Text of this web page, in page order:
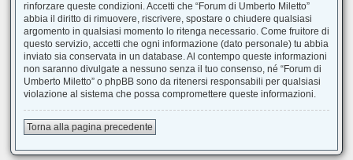
rinforzare queste condizioni. Accetti che “Forum di Umberto Miletto”
abbia il diritto di rimuovere, riscrivere, spostare o chiudere qualsiasi
argomento in qualsiasi momento lo ritenga necessario. Come fruitore di
questo servizio, accetti che ogni informazione (dato personale) tu abbia
inviato sia conservata in un database. Al contempo queste informazioni
non saranno divulgate a nessuno senza il tuo consenso, né “Forum di
Umberto Miletto” o phpBB sono da ritenersi responsabili per qualsiasi
violazione al sistema che possa compromettere queste informazioni.
Torna alla pagina precedente